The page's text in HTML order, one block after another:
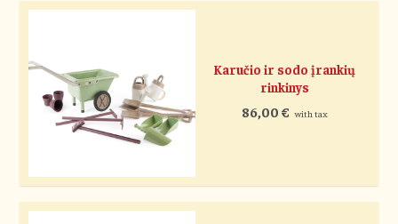
Karučio ir sodo įrankių
rinkinys
86,00 € with tax